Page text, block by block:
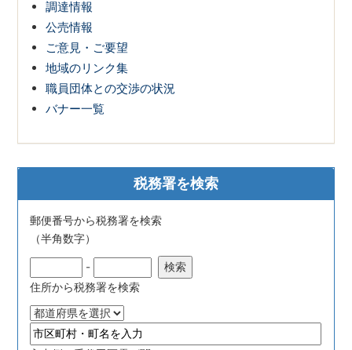
調達情報
公売情報
ご意見・ご要望
地域のリンク集
職員団体との交渉の状況
バナー一覧
税務署を検索
郵便番号から税務署を検索
（半角数字）
-
住所から税務署を検索